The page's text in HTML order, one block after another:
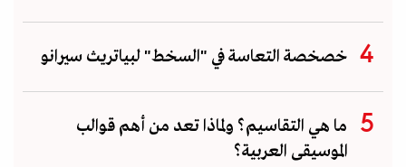
خصخصة التعاسة في "السخط" لبياتريث سيرانو
ما هي التقاسيم؟ ولماذا تعد من أهم قوالب
الموسيقى العربية؟